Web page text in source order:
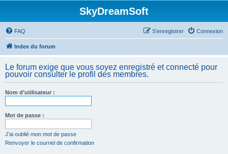
SkyDreamSoft
FAQ Connexion
S’enregistrer
Index du forum
Le forum exige que vous soyez enregistré et connecté pour
pouvoir consulter le profil des membres.
Nom d’utilisateur :
Mot de passe :
J’ai oublié mon mot de passe
Renvoyer le courriel de confirmation